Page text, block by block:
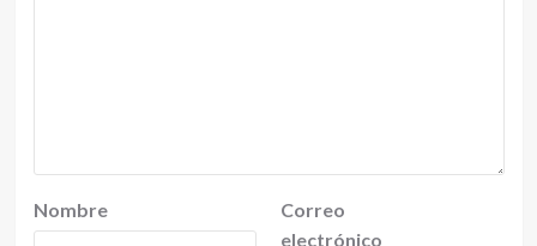
Nombre
Correo
electrónico